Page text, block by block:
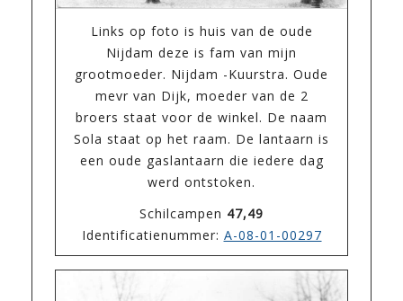
Links op foto is huis van de oude
Nijdam deze is fam van mijn
grootmoeder. Nijdam -Kuurstra. Oude
mevr van Dijk, moeder van de 2
broers staat voor de winkel. De naam
Sola staat op het raam. De lantaarn is
een oude gaslantaarn die iedere dag
werd ontstoken.
Schilcampen 47,49
Identificatienummer: A-08-01-00297